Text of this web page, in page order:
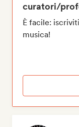
curatori/
È facile:
musica!